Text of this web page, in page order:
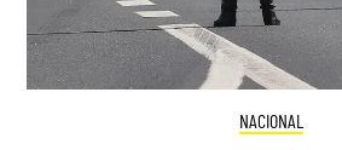
NACIONAL